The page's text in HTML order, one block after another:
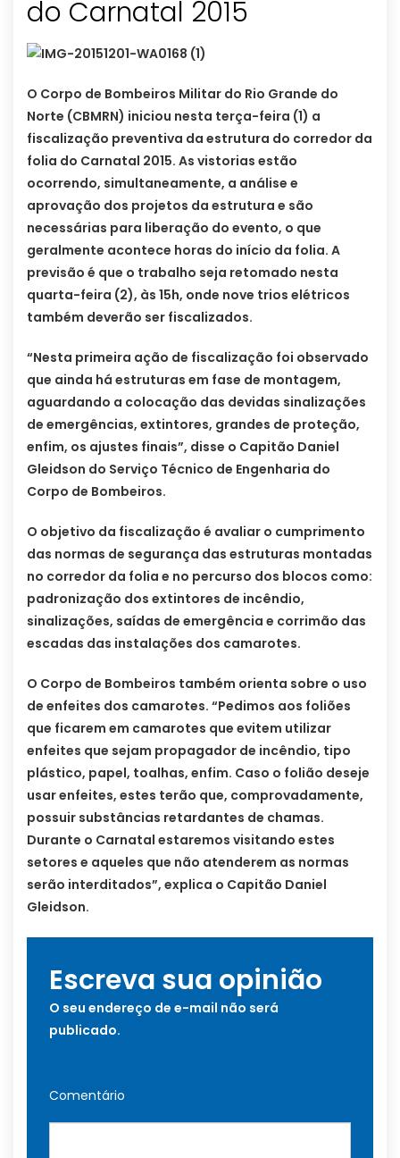
O Corpo de Bombeiros Militar do Rio Grande do
Norte (CBMRN) iniciou nesta terça-feira (1) a
fiscalização preventiva da estrutura do corredor da
folia do Carnatal 2015. As vistorias estão
ocorrendo, simultaneamente, a análise e
aprovação dos projetos da estrutura e são
necessárias para liberação do evento, o que
geralmente acontece horas do início da folia. A
previsão é que o trabalho seja retomado nesta
quarta-feira (2), às 15h, onde nove trios elétricos
também deverão ser fiscalizados.
“Nesta primeira ação de fiscalização foi observado
que ainda há estruturas em fase de montagem,
aguardando a colocação das devidas sinalizações
de emergências, extintores, grandes de proteção,
enfim, os ajustes finais”, disse o Capitão Daniel
Gleidson do Serviço Técnico de Engenharia do
Corpo de Bombeiros.
O objetivo da fiscalização é avaliar o cumprimento
das normas de segurança das estruturas montadas
no corredor da folia e no percurso dos blocos como:
padronização dos extintores de incêndio,
sinalizações, saídas de emergência e corrimão das
escadas das instalações dos camarotes.
O Corpo de Bombeiros também orienta sobre o uso
de enfeites dos camarotes. “Pedimos aos foliões
que ficarem em camarotes que evitem utilizar
enfeites que sejam propagador de incêndio, tipo
plástico, papel, toalhas, enfim. Caso o folião deseje
usar enfeites, estes terão que, comprovadamente,
possuir substâncias retardantes de chamas.
Durante o Carnatal estaremos visitando estes
setores e aqueles que não atenderem as normas
serão interditados”, explica o Capitão Daniel
Gleidson.
Escreva sua opinião
O seu endereço de e-mail não será
publicado.
Comentário